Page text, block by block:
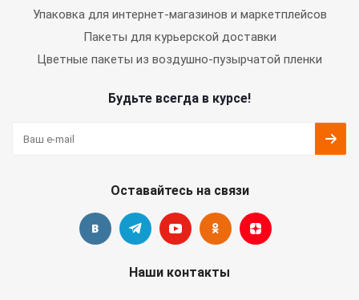
Упаковка для интернет-магазинов и маркетплейсов
Пакеты для курьерской доставки
Цветные пакеты из воздушно-пузырчатой пленки
Будьте всегда в курсе!
Оставайтесь на связи
Наши контакты